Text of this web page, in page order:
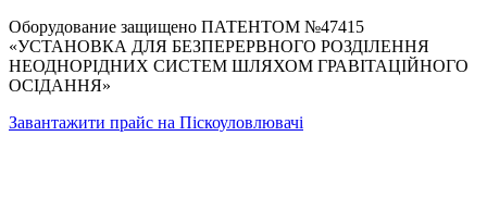
Оборудование защищено ПАТЕНТОМ №47415
«УСТАНОВКА ДЛЯ БЕЗПЕРЕРВНОГО РОЗДІЛЕННЯ
НЕОДНОРІДНИХ СИСТЕМ ШЛЯХОМ ГРАВІТАЦІЙНОГО
ОСІДАННЯ»
Завантажити прайc на Піскоуловлювачі